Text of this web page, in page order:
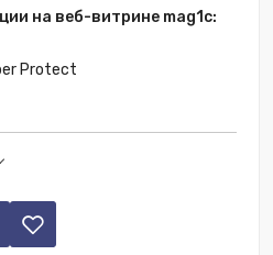
на веб-витрине mag1c:
Protect